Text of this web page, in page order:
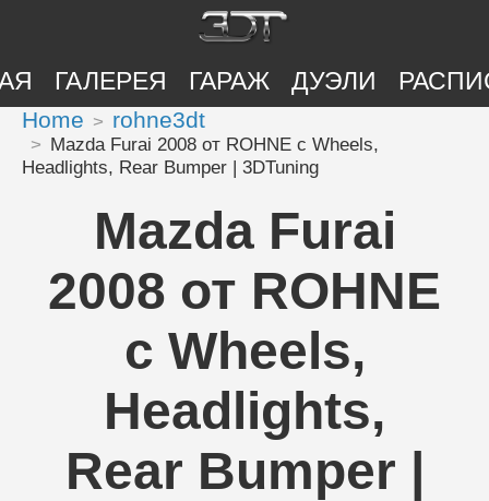
ГАЛЕРЕЯ ГАРАЖ ДУЭЛИ
Home rohne3dt
Mazda Furai 2008 от ROHNE с Wheels,
Headlights, Rear Bumper | 3DTuning
Mazda Furai
2008 от ROHNE
с Wheels,
Headlights,
Rear Bumper |